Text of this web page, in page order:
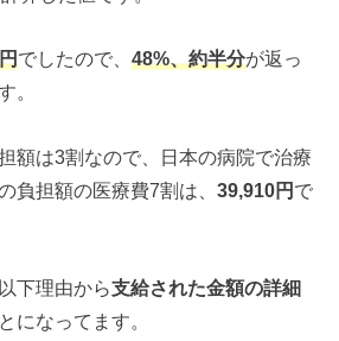
でしたので、48%、約半分が返っ
。
額は3割なので、日本の病院で治療
負担額の医療費7割は、39,910円 で
下理由から支給された金額の詳細
になってます。